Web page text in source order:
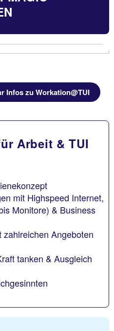
Infos zu Workation@TUI
Arbeit & TUI
mit Highspeed Internet,
Monitore) & Business
Angeboten
tanken & Ausgleich